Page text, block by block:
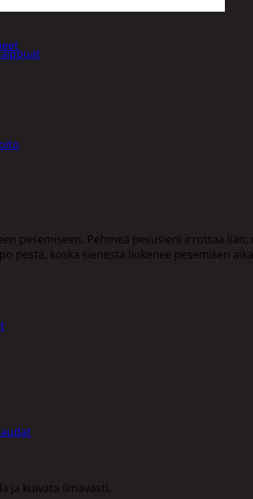
pesemiseen. Pehmeä pesusieni irrottaa
pestä, koska sienestä liukenee pesemisen
ja kuivata ilmavasti.